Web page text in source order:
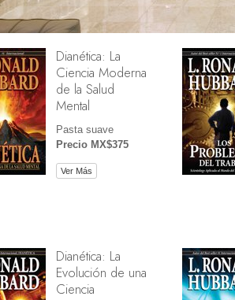
Dianética: La
Ciencia Moderna
de la Salud
Mental
Pasta suave
Precio MX$375
Ver Más
Dianética: La
Evolución de una
Ciencia